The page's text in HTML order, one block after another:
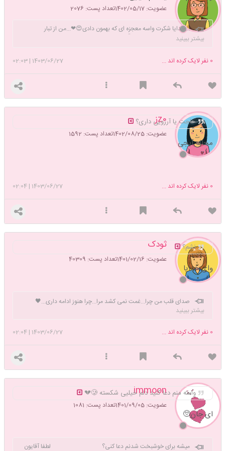
عضویت: 1402/05/17 تعداد پست: 2076
...خدایا شکرت واسه معجزه ای که بهمون دادی😍❤...من از تبار
غربتم.....از آرزوهای محال🌈 در من هزاران امید فریاد میزندبیشتر ببینید
1403/06/27
|
02:03 0 نفر لایک کرده اند ...
z0ز
عضویت: 1402/08/25 تعداد پست: 1592
حاجت یا آرزویی داری؟
محاله آبجی
1403/06/27
|
02:04 0 نفر لایک کرده اند ...
ثودک
عضویت: 1401/02/16 تعداد پست: 40309
نشم؟
وای خدایا
صدای قلب من چرا...غمت نمی کشد مرا...چرا هنوز ادامه داری...🖤
بیشتر ببینید
1403/06/27
|
02:04 0 نفر لایک کرده اند ...
immoon
عضویت: 1401/09/05 تعداد پست: 1081
واسه منم دعا کنید دلم خیلیی شکسته 🥲💔
ای جان🥺
میشه برای خوشبخت شدنم دعا کنی؟ لطفا آقایون